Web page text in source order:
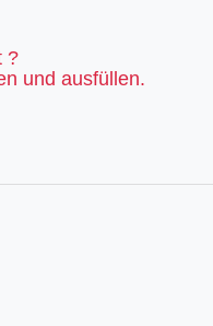
?
und ausfüllen.